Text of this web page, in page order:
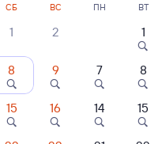
— Вологда-1
СБ ВС
1 2
8 9
15 16
ПН ВТ
1
7 8
14 15